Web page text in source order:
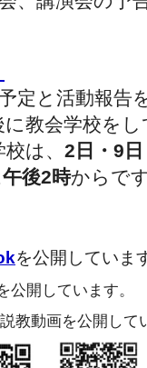
定と活動報告
に教会学校を
は、 2日・9
午後2時からで
を公開していま
公開しています。
教動画を公開して